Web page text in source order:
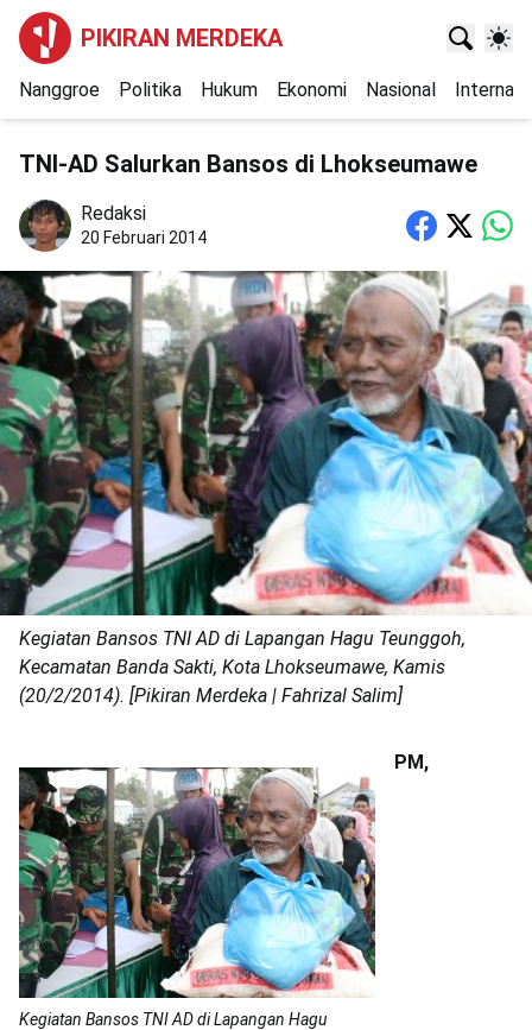
PIKIRAN MERDEKA
Nanggroe Politika Hukum Ekonomi Nasional
TNI-AD Salurkan Bansos di Lhokseumawe
Redaksi
20 Februari 2014
Kegiatan Bansos TNI AD di Lapangan Hagu Teunggoh,
Kecamatan Banda Sakti, Kota Lhokseumawe, Kamis
(20/2/2014). [Pikiran Merdeka | Fahrizal Salim]
Kegiatan Bansos TNI AD di Lapangan Hagu
PM,